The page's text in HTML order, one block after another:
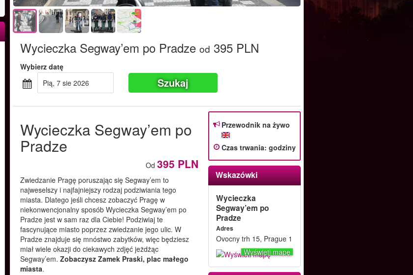
Wycieczka Segway’em po Pradze od 395 PLN
Wybierz datę
pią, 7 sie 2026
Szukaj
Wycieczka Segway’em po
Pradze
Od 395 PLN
Zwiedzanie Pragę poruszając się Segway’em to
najweselszy i najfajniejszy rodzaj podziwiania tego
miasta. Dlatego jeśli chcesz zobaczyć Pragę w
niekonwencjonalny sposób Wycieczka Segway’em po
Pradze jest w sam raz dla Ciebie! Podziwiaj te
fascynujące miasto poprzez zwiedzanie jego ulic. W
Pradze znajduje się mnóstwo zabytków, więc będziesz
miał wiele okazji do ciekawych zdjęć jeżdżąc
Segway’em.Zobaczysz Zamek Praski, plac małego
miasta.
Przewodnik na żywo
Czas trwania: godziny
Wskazówki
Wycieczka
Segway’em po
Pradze
Adres
Ovocny trh 15, Prague 1
Wyświetl mapę